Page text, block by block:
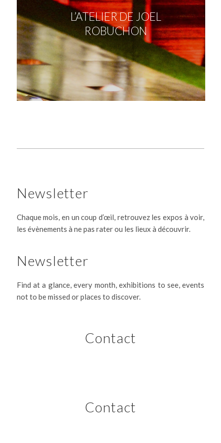
L’ATELIER DE JOEL
ROBUCHON
Newsletter
Chaque mois, en un coup d’œil, retrouvez les expos à voir,
les évènements à ne pas rater ou les lieux à découvrir.
Newsletter
Find at a glance, every month, exhibitions to see, events
not to be missed or places to discover.
Contact
Contact